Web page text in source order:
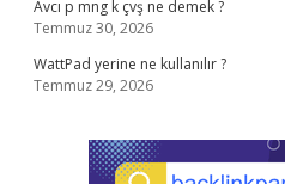
Avcı p mng k çvş ne demek ?
Temmuz 30, 2026
WattPad yerine ne kullanılır ?
Temmuz 29, 2026